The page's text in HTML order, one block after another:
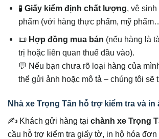
🧪Giấy kiểm định chất lượng, vệ
phẩm (với hàng thực phẩm, mỹ
📜 Hợp đồng mua bán (nếu hàng là
trị hoặc liên quan thuế đầu vào).
💬 Nếu bạn chưa rõ loại hàng của
thể gửi ảnh hoặc mô tả – chúng tôi sẽ
Nhà xe Trọng Tấn hỗ trợ kiểm tra và in
✍️ Khách gửi hàng tại chành xe Trọng
cầu hỗ trợ kiểm tra giấy tờ, in hộ hóa đơn